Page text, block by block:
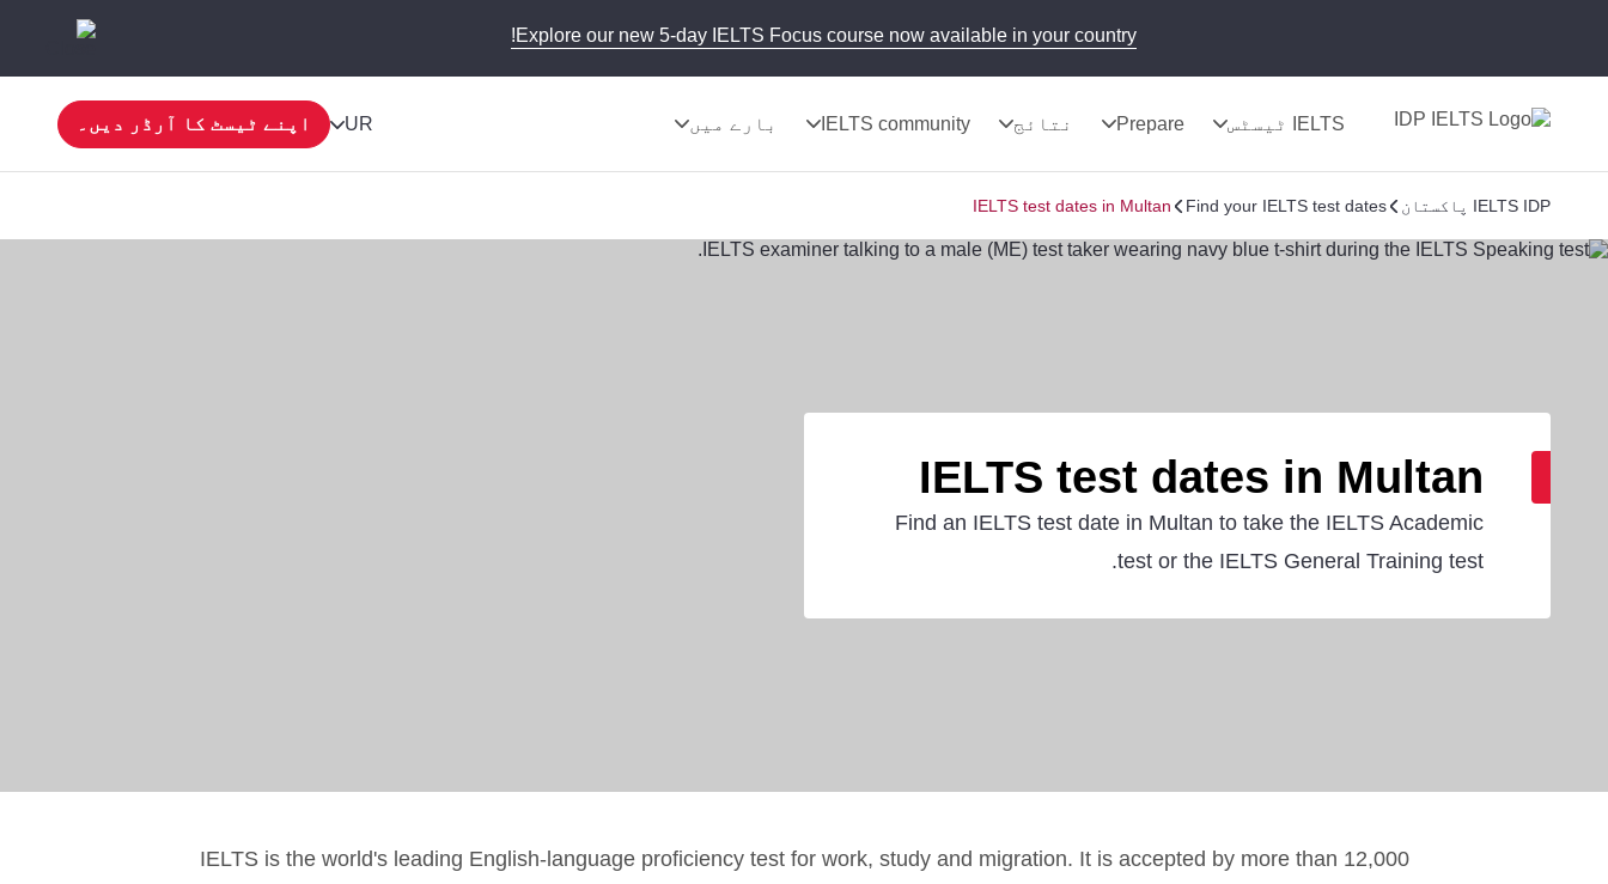
Explore our new 5-day IELTS Focus course now available in your country!
IELTS ٹیسٹس Prepare نتائج IELTS community بارے میں UR اپنے ٹیسٹ کا آرڈر دیں۔
IELTS IDP پاکستان Find your IELTS test dates
IELTS test dates in Multan
IELTS test dates in Multan
Find an IELTS test date in Multan to take the IELTS Academic
test or the IELTS General Training test.
IELTS is the world's leading English-language proficiency test for work, study and migration. It is accepted by more than 12,000